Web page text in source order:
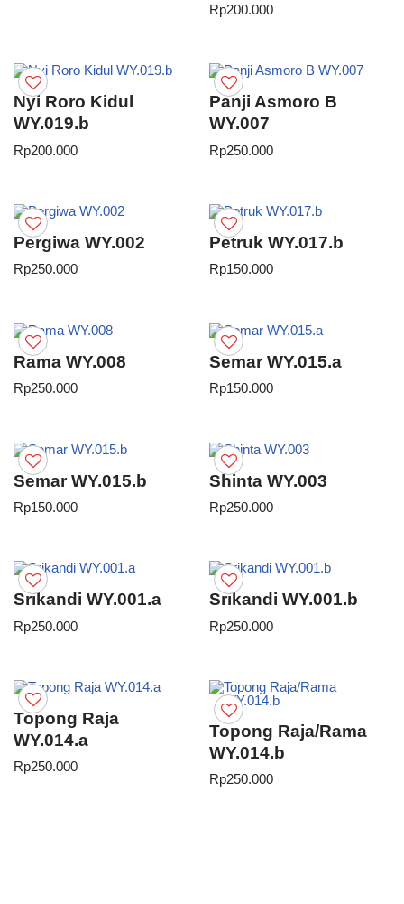
Rp200.000
Nyi Roro Kidul
WY.019.b
Rp200.000
Panji Asmoro B
WY.007
Rp250.000
Pergiwa WY.002
Rp250.000
Petruk WY.017.b
Rp150.000
Rama WY.008
Rp250.000
Semar WY.015.a
Rp150.000
Semar WY.015.b
Rp150.000
Shinta WY.003
Rp250.000
Srikandi WY.001.a
Rp250.000
Srikandi WY.001.b
Rp250.000
Topong Raja
WY.014.a
Rp250.000
Topong Raja/Rama
WY.014.b
Rp250.000